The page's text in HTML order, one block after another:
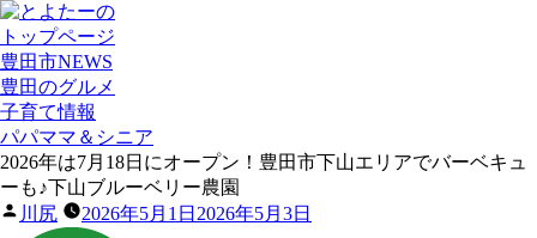
トップページ
豊田市NEWS
豊田のグルメ
子育て情報
パパママ＆シニア
2026年は7月18日にオープン！豊田市下山エリアでバーベキュ
ーも♪下山ブルーベリー農園
投
川尻 2026年5月1日 2026年5月3日